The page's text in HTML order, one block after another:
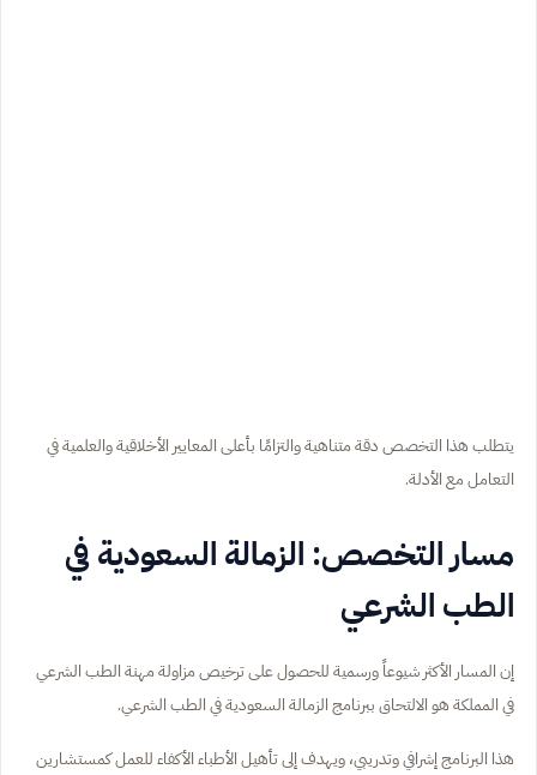
يتطلب هذا التخصص دقة متناهية والتزامًا بأعلى المعايير الأخلاقية والعلمية في
التعامل مع الأدلة.
مسار التخصص: الزمالة السعودية في
الطب الشرعي
إن المسار الأكثر شيوعاً ورسمية للحصول على ترخيص مزاولة مهنة الطب الشرعي
في المملكة هو الالتحاق ببرنامج الزمالة السعودية في الطب الشرعي.
هذا البرنامج إشرافي وتدريبي، ويهدف إلى تأهيل الأطباء الأكفاء للعمل كمستشارين